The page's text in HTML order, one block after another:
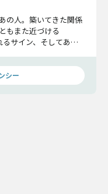
の人。築いてきた関係
もまた近づける
サイン、そしてあの
シー